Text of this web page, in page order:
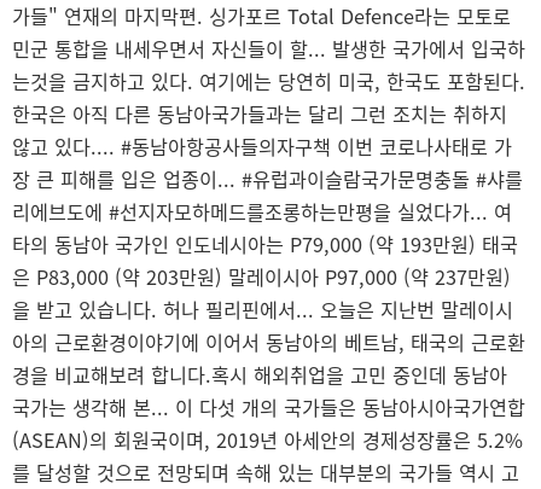
가들" 연재의 마지막편. 싱가포르 Total Defence라는 모토로
민군 통합을 내세우면서 자신들이 할... 발생한 국가에서 입국하
는것을 금지하고 있다. 여기에는 당연히 미국, 한국도 포함된다.
한국은 아직 다른 동남아국가들과는 달리 그런 조치는 취하지
않고 있다.... #동남아항공사들의자구책 이번 코로나사태로 가
장 큰 피해를 입은 업종이... #유럽과이슬람국가문명충돌 #샤를
리에브도에 #선지자모하메드를조롱하는만평을 실었다가... 여
타의 동남아 국가인 인도네시아는 P79,000 (약 193만원) 태국
은 P83,000 (약 203만원) 말레이시아 P97,000 (약 237만원)
을 받고 있습니다. 허나 필리핀에서... 오늘은 지난번 말레이시
아의 근로환경이야기에 이어서 동남아의 베트남, 태국의 근로환
경을 비교해보려 합니다.혹시 해외취업을 고민 중인데 동남아
국가는 생각해 본... 이 다섯 개의 국가들은 동남아시아국가연합
(ASEAN)의 회원국이며, 2019년 아세안의 경제성장률은 5.2%
를 달성할 것으로 전망되며 속해 있는 대부분의 국가들 역시 고